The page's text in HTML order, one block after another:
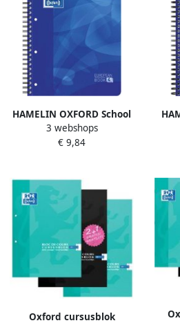
HAMELIN OXFORD School
projectbook A4 gelijnd 4
gaats 120 vel soepele
3 webshops
€ 9,84
Oxford cursusblok